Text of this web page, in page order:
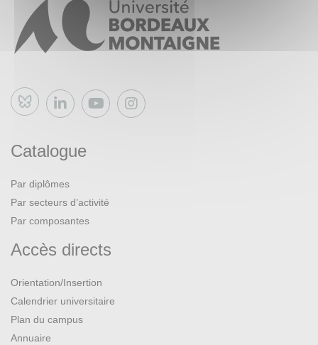
Bluesky
Catalogue
Par diplômes
Par secteurs d’activité
Par composantes
Accès directs
Orientation/Insertion
Calendrier universitaire
Plan du campus
Annuaire